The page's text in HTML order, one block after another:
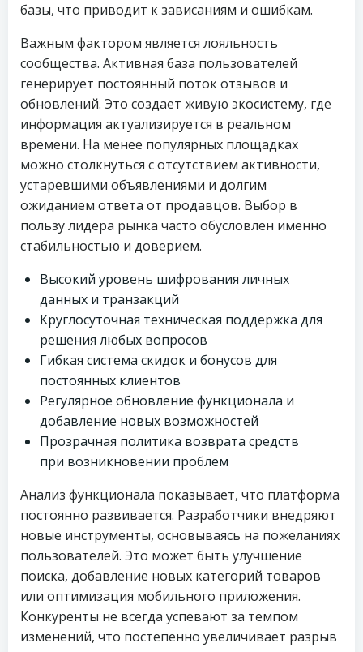
базы, что приводит к зависаниям и ошибкам.
Важным фактором является лояльность
сообщества. Активная база пользователей
генерирует постоянный поток отзывов и
обновлений. Это создает живую экосистему, где
информация актуализируется в реальном
времени. На менее популярных площадках
можно столкнуться с отсутствием активности,
устаревшими объявлениями и долгим
ожиданием ответа от продавцов. Выбор в
пользу лидера рынка часто обусловлен именно
стабильностью и доверием.
Высокий уровень шифрования личных
данных и транзакций
Круглосуточная техническая поддержка для
решения любых вопросов
Гибкая система скидок и бонусов для
постоянных клиентов
Регулярное обновление функционала и
добавление новых возможностей
Прозрачная политика возврата средств
при возникновении проблем
Анализ функционала показывает, что платформа
постоянно развивается. Разработчики внедряют
новые инструменты, основываясь на пожеланиях
пользователей. Это может быть улучшение
поиска, добавление новых категорий товаров
или оптимизация мобильного приложения.
Конкуренты не всегда успевают за темпом
изменений, что постепенно увеличивает разрыв